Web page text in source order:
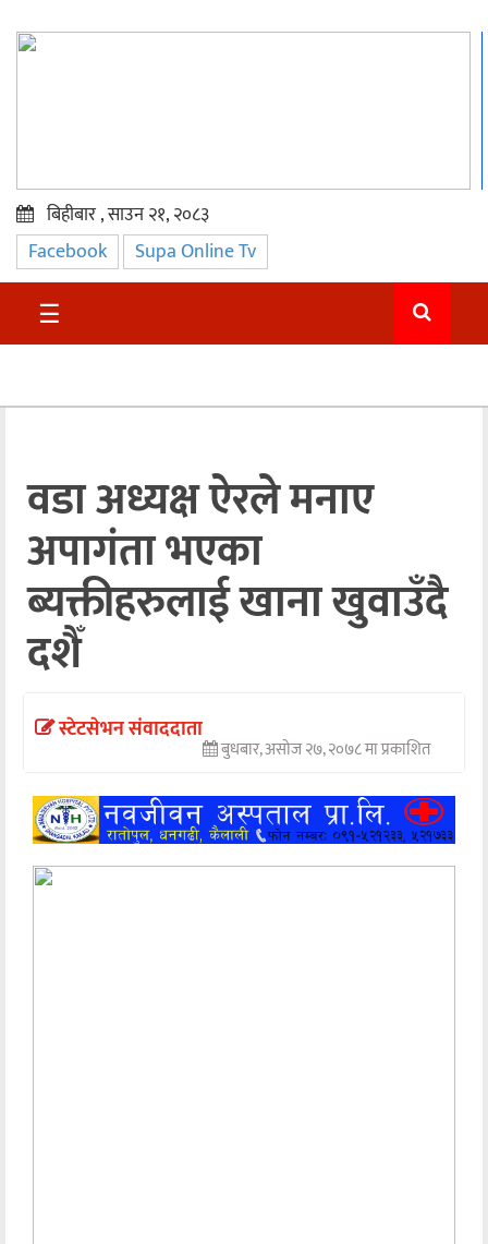
प्रमुख
समाचार
सुदुर
अन्तराष्ट्रिय
अन्तर्वार्ता
अर्थ
खेलकुद
मनोरञ्जन
बिहीबार , साउन २१, २०८३
Facebook Supa Online Tv
☰
वडा अध्यक्ष ऐरले मनाए
अपागंता भएका
ब्यक्तीहरुलाई खाना खुवाउँदै
दशैँ
स्टेटसेभन संवाददाता
बुधबार, असोज २७, २०७८ मा प्रकाशित